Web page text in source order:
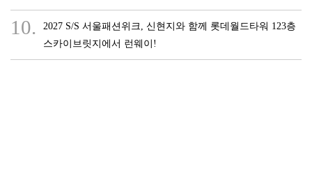
10.
2027 S/S 서울패션위크, 신현지와 함께 롯데월드타워 123층
스카이브릿지에서 런웨이!